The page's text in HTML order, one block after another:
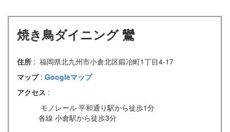
焼き鳥ダイニング 鸞
住所 : 福岡県北九州市小倉北区鍛冶町1丁目4-17
マップ : Googleマップ
アクセス :
モノレール 平和通り駅から徒歩1分
各線 小倉駅から徒歩3分